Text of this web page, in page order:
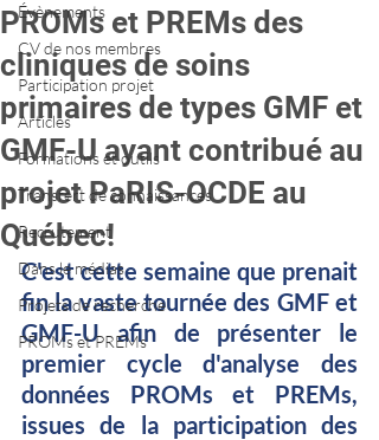
Évènements
CV de nos membres
Participation projet
Articles
Formations et outils
Transfert de connaissances
Recrutement
Dans le médias
Projets de recherche
PROMs et PREMs
PROMs et PREMs des
cliniques de soins
primaires de types GMF et
GMF-U ayant contribué au
projet PaRIS-OCDE au
Québec!
C'est cette semaine que prenait
fin la vaste tournée des GMF et
GMF-U afin de présenter le
premier cycle d'analyse des
données PROMs et PREMs,
issues de la participation des